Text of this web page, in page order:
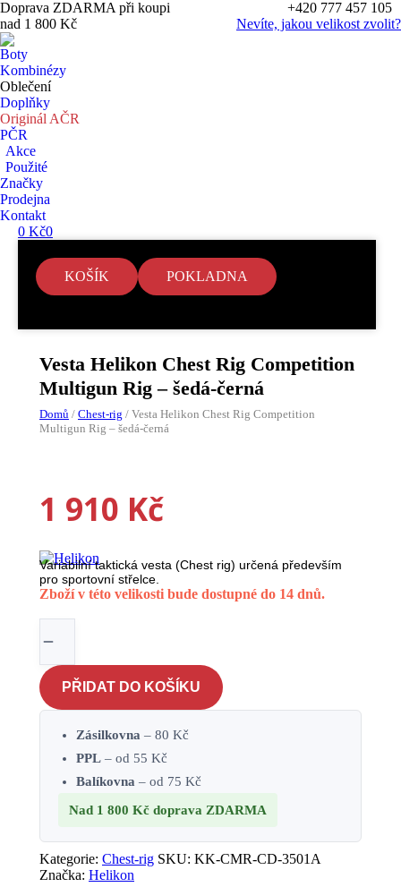
Doprava ZDARMA při koupi
nad 1 800 Kč
+420 777 457 105
Nevíte, jakou velikost zvolit?
Boty
Kombinézy
Oblečení
Doplňky
Originál AČR
PČR
Akce
Použité
Značky
Prodejna
Kontakt
Search:
0 Kč0
KOŠÍK
POKLADNA
Vesta Helikon Chest Rig Competition
Multigun Rig – šedá-černá
You are here:
Domů / Chest-rig / Vesta Helikon Chest Rig Competition
Multigun Rig – šedá-černá
1 910 Kč
Variabilní taktická vesta (Chest rig) určená především
pro sportovní střelce.
Zboží v této velikosti bude dostupné do 14 dnů.
Helikon
Chest
Rig
Competition
Multigun
šedá-
množství
PŘIDAT DO KOŠÍKU
Zásilkovna – 80 Kč
PPL – od 55 Kč
Balíkovna – od 75 Kč
Nad 1 800 Kč doprava ZDARMA
Kategorie: Chest-rig SKU: KK-CMR-CD-3501A
Značka: Helikon